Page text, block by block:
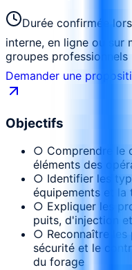
Durée confirmée
interne, en ligne ou sur
groupes professionnels
Demander une
Objectifs
○ Comprendre le
éléments des
○ Identifier les
équipements et la
○ Expliquer les
puits, d'injection
○ Reconnaître
sécurité et le
du forage